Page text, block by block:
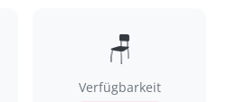
🪑
Verfügbarkeit